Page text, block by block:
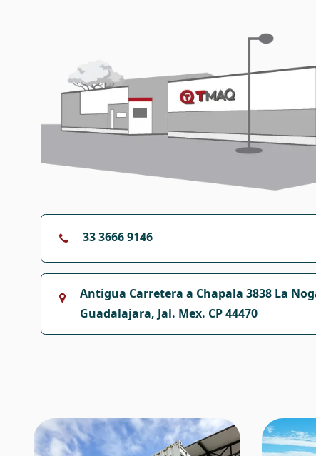
33 3666 9146
Antigua Carretera a Chapala 3838 La
Guadalajara, Jal. Mex. CP 44470